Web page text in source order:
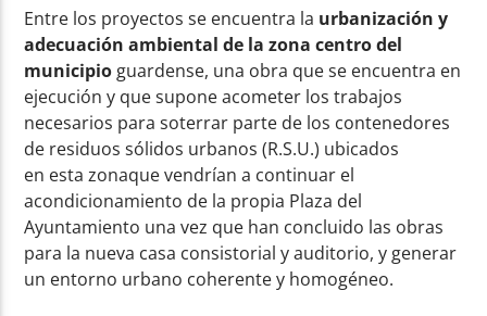
Entre los proyectos se encuentra la urbanización y
adecuación ambiental de la zona centro del
municipio guardense, una obra que se encuentra en
ejecución y que supone acometer los trabajos
necesarios para soterrar parte de los contenedores
de residuos sólidos urbanos (R.S.U.) ubicados
en esta zonaque vendrían a continuar el
acondicionamiento de la propia Plaza del
Ayuntamiento una vez que han concluido las obras
para la nueva casa consistorial y auditorio, y generar
un entorno urbano coherente y homogéneo.